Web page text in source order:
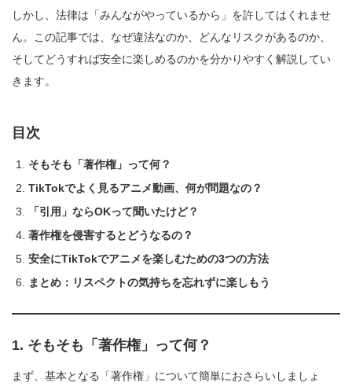
しかし、法律は「みんながやっているから」を許してはくれませ
ん。この記事では、なぜ違法なのか、どんなリスクがあるのか、
そしてどうすれば安全に楽しめるのかを分かりやすく解説してい
きます。
目次
そもそも「著作権」って何？
TikTokでよく見るアニメ動画、何が問題なの？
「引用」ならOKって聞いたけど？
著作権を侵害するとどうなるの？
安全にTikTokでアニメを楽しむための3つの方法
まとめ：リスペクトの気持ちを忘れずに楽しもう
1. そもそも「著作権」って何？
まず、基本となる「著作権」について簡単におさらいしましょ